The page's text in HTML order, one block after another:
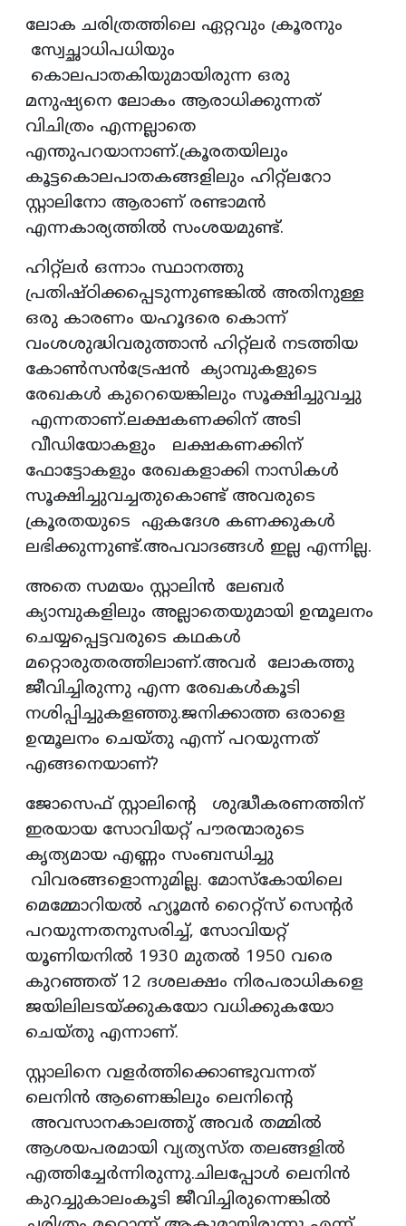
ലോക ചരിത്രത്തിലെ ഏറ്റവും ക്രൂരനും
സ്വേച്ഛാധിപധിയും
കൊലപാതകിയുമായിരുന്ന ഒരു
മനുഷ്യനെ ലോകം ആരാധിക്കുന്നത്
വിചിത്രം എന്നല്ലാതെ
എന്തുപറയാനാണ്.ക്രൂരതയിലും
കൂട്ടകൊലപാതകങ്ങളിലും ഹിറ്റ്ലറോ
സ്റ്റാലിനോ ആരാണ് രണ്ടാമൻ
എന്നകാര്യത്തിൽ സംശയമുണ്ട്.
ഹിറ്റ്ലർ ഒന്നാം സ്ഥാനത്തു
പ്രതിഷ്ഠിക്കപ്പെടുന്നുണ്ടങ്കിൽ അതിനുള്ള
ഒരു കാരണം യഹൂദരെ കൊന്ന്
വംശശുദ്ധിവരുത്താൻ ഹിറ്റ്ലർ നടത്തിയ
കോൺസൻട്രേഷൻ ക്യാമ്പുകളുടെ
രേഖകൾ കുറെയെങ്കിലും സൂക്ഷിച്ചുവച്ചു
എന്നതാണ്.ലക്ഷകണക്കിന് അടി
വീഡിയോകളും ലക്ഷകണക്കിന്
ഫോട്ടോകളും രേഖകളാക്കി നാസികൾ
സൂക്ഷിച്ചുവച്ചതുകൊണ്ട് അവരുടെ
ക്രൂരതയുടെ ഏകദേശ കണക്കുകൾ
ലഭിക്കുന്നുണ്ട്.അപവാദങ്ങൾ ഇല്ല എന്നില്ല.
അതെ സമയം സ്റ്റാലിൻ ലേബർ
ക്യാമ്പുകളിലും അല്ലാതെയുമായി ഉന്മൂലനം
ചെയ്യപ്പെട്ടവരുടെ കഥകൾ
മറ്റൊരുതരത്തിലാണ്.അവർ ലോകത്തു
ജീവിച്ചിരുന്നു എന്ന രേഖകൾകൂടി
നശിപ്പിച്ചുകളഞ്ഞു.ജനിക്കാത്ത ഒരാളെ
ഉന്മൂലനം ചെയ്തു എന്ന് പറയുന്നത്
എങ്ങനെയാണ്?
ജോസെഫ് സ്റ്റാലിൻ്റെ ശുദ്ധീകരണത്തിന്
ഇരയായ സോവിയറ്റ് പൗരന്മാരുടെ
കൃത്യമായ എണ്ണം സംബന്ധിച്ചു
വിവരങ്ങളൊന്നുമില്ല. മോസ്കോയിലെ
മെമ്മോറിയൽ ഹ്യൂമൻ റൈറ്റ്സ് സെന്റർ
പറയുന്നതനുസരിച്ച്, സോവിയറ്റ്
യൂണിയനിൽ 1930 മുതൽ 1950 വരെ
കുറഞ്ഞത് 12 ദശലക്ഷം നിരപരാധികളെ
ജയിലിലടയ്ക്കുകയോ വധിക്കുകയോ
ചെയ്തു എന്നാണ്.
സ്റ്റാലിനെ വളർത്തിക്കൊണ്ടുവന്നത്
ലെനിൻ ആണെങ്കിലും ലെനിൻ്റെ
അവസാനകാലത്തു് അവർ തമ്മിൽ
ആശയപരമായി വ്യത്യസ്ത തലങ്ങളിൽ
എത്തിച്ചേർന്നിരുന്നു.ചിലപ്പോൾ ലെനിൻ
കുറച്ചുകാലംകൂടി ജീവിച്ചിരുന്നെങ്കിൽ